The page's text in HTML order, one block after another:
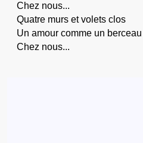
Chez nous...
Quatre murs et volets clos
Un amour comme un berceau
Chez nous...